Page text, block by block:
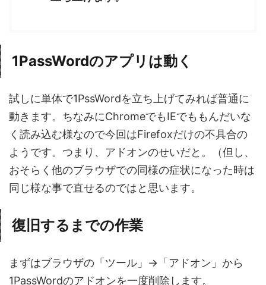
1PassWordのアプリは動く
試しに単体で1PssWordを立ち上げてみれば普通に
動きます。ちなみにChromeでもIEでももんだいな
く読み込む様なので今回はFirefoxだけの不具合の
ようです。つまり、アドオンのせいだと。（但し、
おそらく他のブラウザでの同様の症状になった時は
同じ様な事で直せるのではと思います。
復旧するまでの作業
まずはブラウザの「ツール」→「アドオン」から
1PassWordのアドオンを一度削除します。